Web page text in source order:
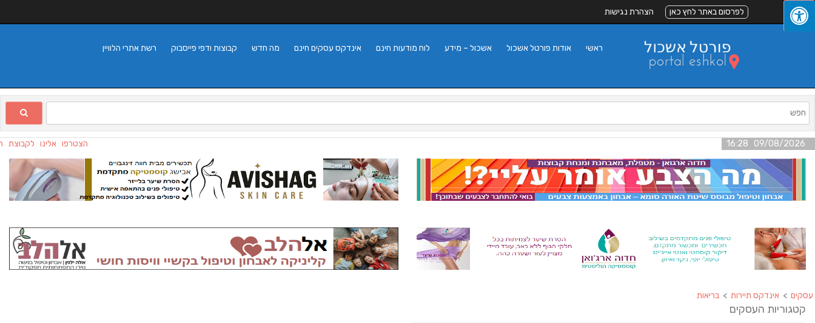
לפרסום באתר לחץ כאן הצהרת נגישות
רשת אתרי הלוויין קבוצות ודפי פייסבוק מה חדש אינדקס עסקים חינם לוח מודעות חינם אשכול – מידע אודות פורטל אשכול ראשי
09/08/2026 16:28 הצטרפו אלינו לקבוצת
עסקים > אינדקס תיירות > בריאות
קטגוריות העסקים